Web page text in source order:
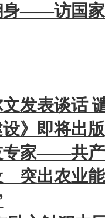
——访国家
发表谈话
设》即将出版
专家——共
突出农业